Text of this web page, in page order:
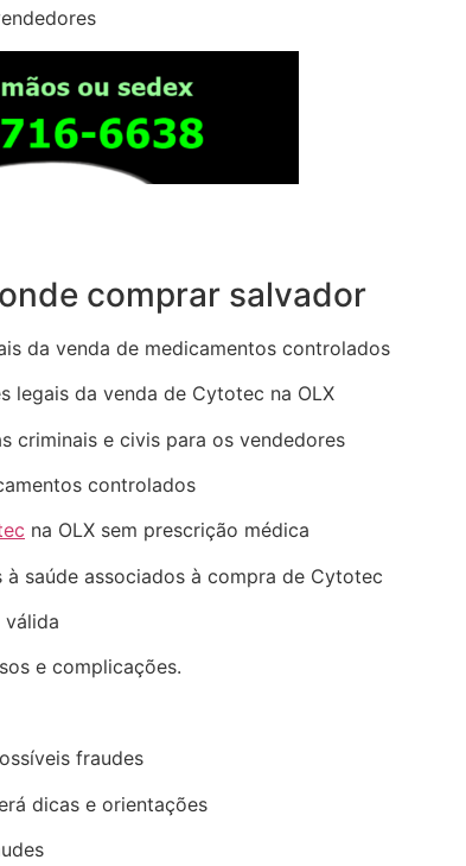
comprar salvador
da venda de medicamentos controlados
legais da venda de Cytotec na OLX
criminais e civis para os vendedores
controlados
na OLX sem prescrição médica
saúde associados à compra de Cytotec
válida
e complicações.
fraudes
dicas e orientações